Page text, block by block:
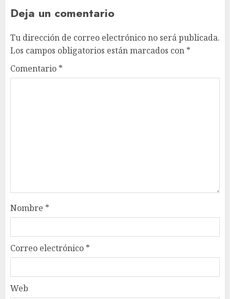
Deja un comentario
Tu dirección de correo electrónico no será publicada.
Los campos obligatorios están marcados con *
Comentario *
Nombre *
Correo electrónico *
Web